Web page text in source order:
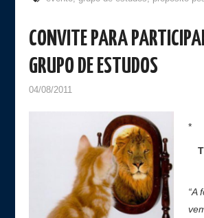
CONVITE PARA
GRUPO DE ESTUDOS
04/08/2011
*
“A